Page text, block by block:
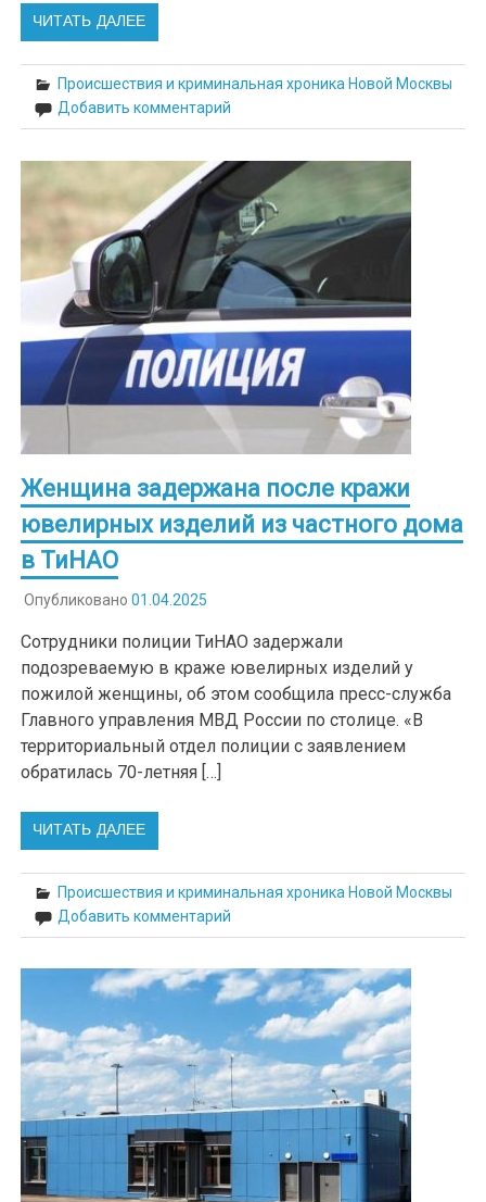
ЧИТАТЬ ДАЛЕЕ
Происшествия и криминальная хроника Новой Москвы
Добавить комментарий
Женщина задержана после кражи
ювелирных изделий из частного дома
в ТиНАО
Опубликовано 01.04.2025
Сотрудники полиции ТиНАО задержали
подозреваемую в краже ювелирных изделий у
пожилой женщины, об этом сообщила пресс-служба
Главного управления МВД России по столице. «В
территориальный отдел полиции с заявлением
обратилась 70-летняя […]
ЧИТАТЬ ДАЛЕЕ
Происшествия и криминальная хроника Новой Москвы
Добавить комментарий